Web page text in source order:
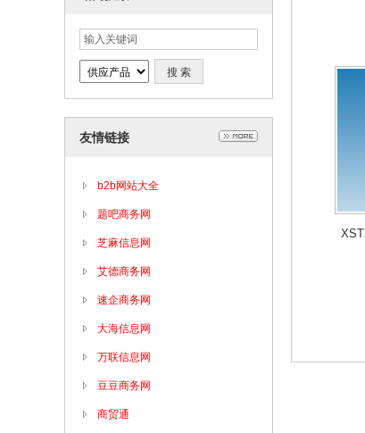
友情链接
b2b网站大全
题吧商务网
芝麻信息网
艾德商务网
速企商务网
大海信息网
万联信息网
豆豆商务网
商贸通